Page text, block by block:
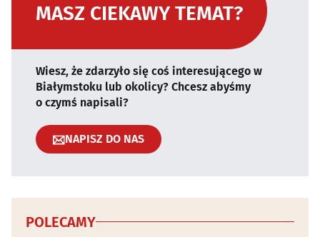
MASZ CIEKAWY TEMAT?
Wiesz, że zdarzyło się coś interesującego w
Białymstoku lub okolicy? Chcesz abyśmy
o czymś napisali?
NAPISZ DO NAS
POLECAMY